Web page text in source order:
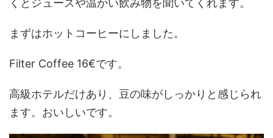
くとジュースや温かい飲み物を聞いてくれます。
まずはホットコーヒーにしました。
Filter Coffee 16€です。
高級ホテルだけあり、豆の味がしっかりと感じられ
ます。おいしいです。